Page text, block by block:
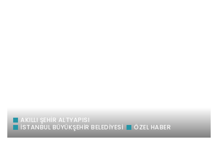
AKILLI ŞEHİR ALTYAPISI
İSTANBUL BÜYÜKŞEHİR BELEDİYESİ
ÖZEL HABER